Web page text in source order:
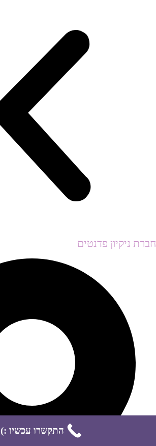
חברת ניקיון פדנטים
התקשרו עכשיו :)